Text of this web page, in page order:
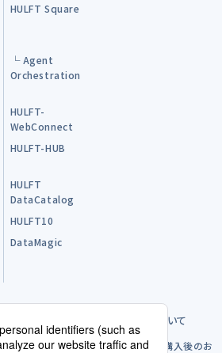
HULFT Square
└ Agent
Orchestration
HULFT-
WebConnect
HULFT-HUB
HULFT
DataCatalog
HULFT10
DataMagic
製品のご購入方法について
購入後につ
購入後のお